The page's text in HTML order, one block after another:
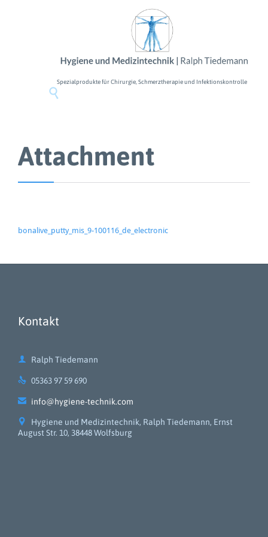
Spezialprodukte für Chirurgie, Schmerztherapie und Infektionskontrolle

Attachment
bonalive_putty_mis_9-100116_de_electronic
Kontakt
 Ralph Tiedemann
 05363 97 59 690
 info@hygiene-technik.com

Hygiene und Medizintechnik, Ralph Tiedemann, Ernst
August Str. 10, 38448 Wolfsburg